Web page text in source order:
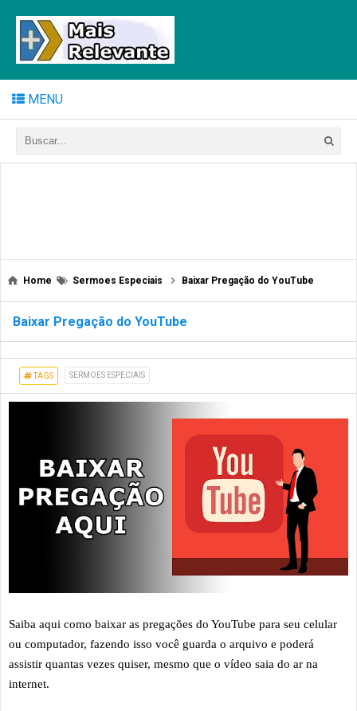
MENU
Home Sermoes Especiais Baixar Pregação do YouTube
Baixar Pregação do YouTube
TAGS SERMOES ESPECIAIS
Saiba aqui como baixar as pregações do YouTube para seu celular
ou computador, fazendo isso você guarda o arquivo e poderá
assistir quantas vezes quiser, mesmo que o vídeo saia do ar na
internet.